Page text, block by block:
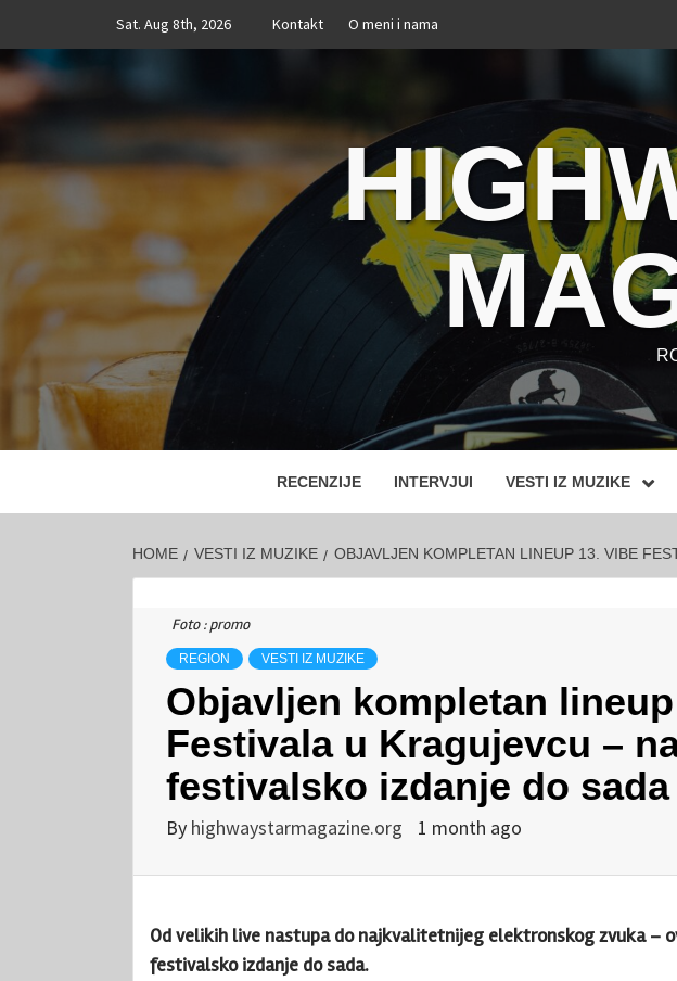
content
Sat. Aug 8th, 2026 Kontakt O meni i nama
RECENZIJE INTERVJUI VESTI IZ MUZIKE
HOME VESTI IZ MUZIKE OBJAVLJEN KOMPLETAN LINEUP 13. VIBE
Foto : promo
REGION VESTI IZ MUZIKE
Objavljen kompletan lineup
Festivala u Kragujevcu –
festivalsko izdanje do sada
By highwaystarmagazine.org 1 month ago
Od velikih live nastupa do najkvalitetnijeg elektronskog zvuka –
festivalsko izdanje do sada.